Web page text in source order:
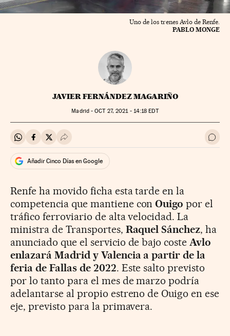
Uno de los trenes Avlo de Renfe.
PABLO MONGE
JAVIER FERNÁNDEZ MAGARIÑO
Madrid -OCT27, 2021 - 14:18 EDT
Compartir en Whatsapp
Compartir en Facebook
Compartir en Twitter
Desplegar Redes Sociales Ir a
Añadir Cinco Días en Google
Renfe ha movido ficha esta tarde en la
competencia que mantiene conOuigo por el
tráfico ferroviario de alta velocidad. La
ministra de Transportes, Raquel Sánchez, ha
anunciado que el servicio de bajo costeAvlo
enlazará Madrid y Valencia a partir de la
feria de Fallas de 2022. Este salto previsto
por lo tanto para el mes de marzo podría
adelantarse al propio estreno de Ouigo en ese
eje, previsto para la primavera.